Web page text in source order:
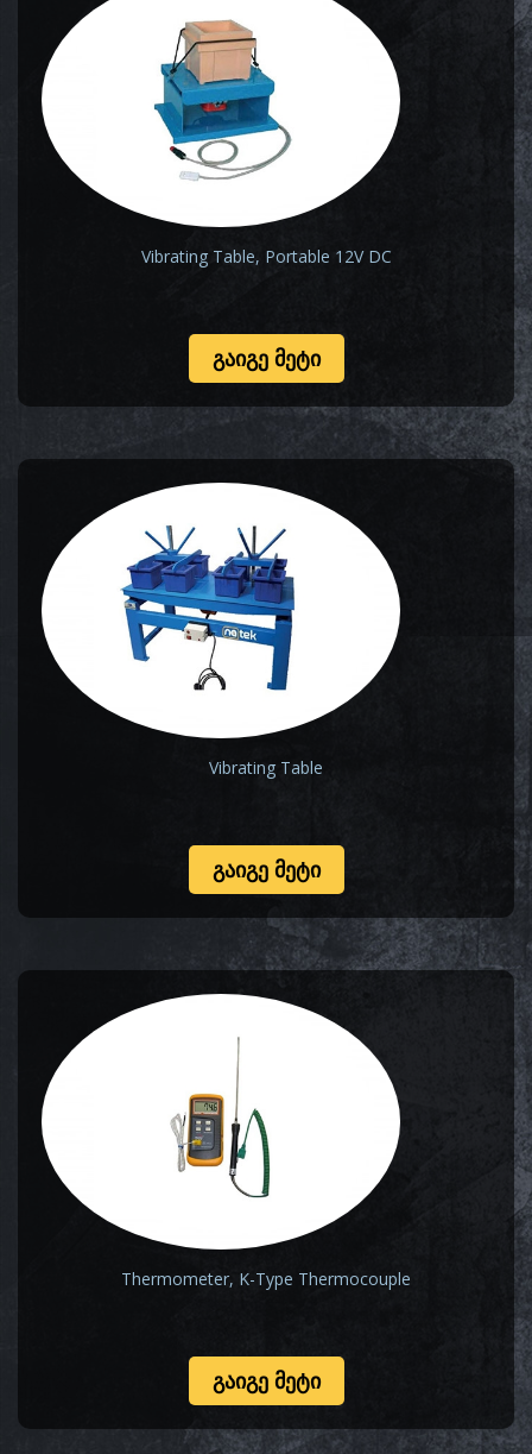
Vibrating Table, Portable 12V DC
ᲒᲐᲘᲒᲔ ᲛᲔᲢᲘ
Vibrating Table
ᲒᲐᲘᲒᲔ ᲛᲔᲢᲘ
Thermometer, K-Type Thermocouple
ᲒᲐᲘᲒᲔ ᲛᲔᲢᲘ